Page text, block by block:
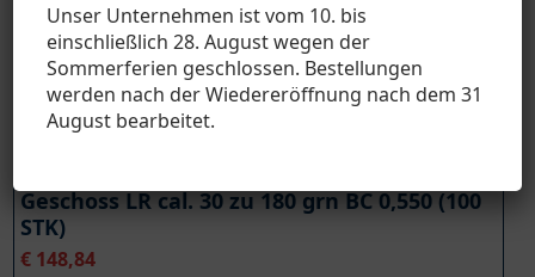
Geschoss LR cal. 30 zu 180 grn BC 0,550 (100
STK)
€148,84
Unser Unternehmen ist vom 10. bis
einschließlich 28. August wegen der
Sommerferien geschlossen. Bestellungen
werden nach der Wiedereröffnung nach dem 31
August bearbeitet.